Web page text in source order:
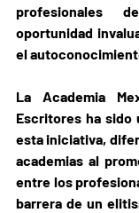
profesionales
oportunidad
el
La Academia
Escritores ha sido
esta iniciativa,
academias al
entre los
barrera de un